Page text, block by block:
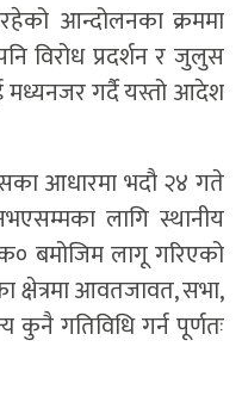
आन्दोलनका क्रममा
विरोध प्रदर्शन र जुलुस
मध्यनजर गर्दै यस्तो आदेश
आधारमा भदौ २४ गते
लागि स्थानीय
बमोजिम लागू गरिएको
क्षेत्रमा आवतजावत, सभा,
कुनै गतिविधि गर्न पूर्णतः